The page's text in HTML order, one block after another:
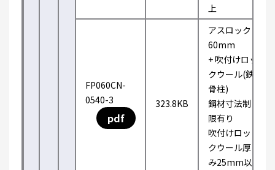
上
FP060CN-
0540-3
pdf
323.8KB
アスロック
60mm
+ 吹付けロッ
クウール(鉄
骨柱)
鋼材寸法制
限有り
吹付けロッ
クウール厚
み25mm以